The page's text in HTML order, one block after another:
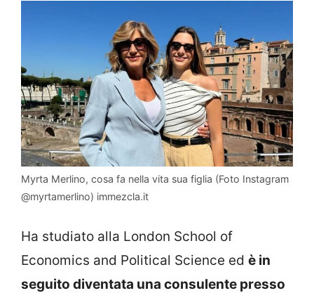
Myrta Merlino, cosa fa nella vita sua figlia (Foto Instagram
@myrtamerlino) immezcla.it
Ha studiato alla London School of
Economics and Political Science ed è in
seguito diventata una consulente presso